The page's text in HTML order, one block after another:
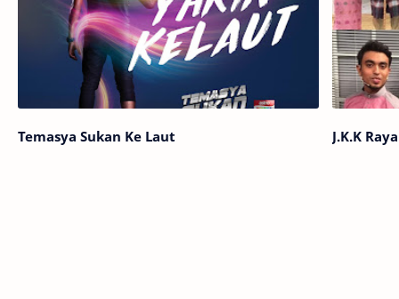
Temasya Sukan Ke Laut J.K.K